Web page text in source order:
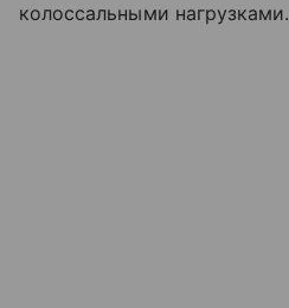
колоссальными нагрузками.